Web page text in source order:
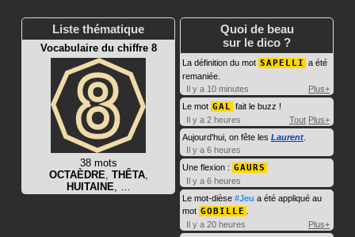
Liste thématique
Vocabulaire du chiffre 8
38 mots
OCTAÈDRE, THÊTA,
HUITAINE, …
Quoi de beau
sur le dico ?
La définition du mot SAPELLI a été
remaniée.
Il y a 10 minutes
Plus+
Le mot GAL fait le buzz !
Il y a 2 heures
Tout Plus+
Aujourd'hui, on fête les Laurent
Il y a 6 heures
Une flexion : GAURS
Il y a 6 heures
Le mot-dièse #Jeu a été appliqué au
mot GOBILLE
Il y a 20 heures
Plus+